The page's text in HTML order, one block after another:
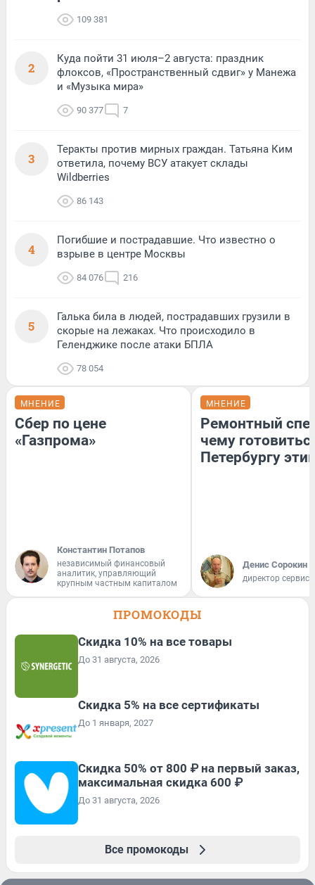
109 381
2
Куда пойти 31 июля–2 августа: праздник
флоксов, «Пространственный сдвиг» у Манежа
и «Музыка мира»
90 377 7
3
Теракты против мирных граждан. Татьяна Ким
ответила, почему ВСУ атакует склады
Wildberries
86 143
4
Погибшие и пострадавшие. Что известно о
взрыве в центре Москвы
84 076 216
5
Галька била в людей, пострадавших грузили в
скорые на лежаках. Что происходило в
Геленджике после атаки БПЛА
78 054
МНЕНИЕ
Сбер по цене
«Газпрома»
Константин Потапов
независимый финансовый
аналитик, управляющий
крупным частным капиталом
МНЕНИЕ
Ремонтный
чему
Петербургу
Денис Сорокин
директор
ПРОМОКОДЫ
Скидка 10% на все товары
До 31 августа, 2026
Скидка 5% на все сертификаты
До 1 января, 2027
Скидка 50% от 800 ₽ на первый заказ,
максимальная скидка 600 ₽
До 31 августа, 2026
Все промокоды